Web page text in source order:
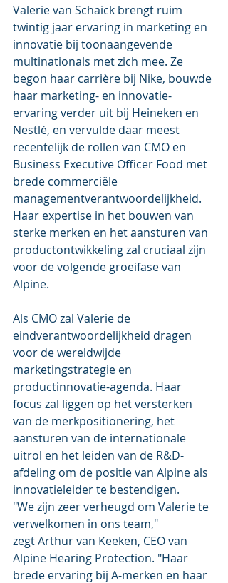
Valerie van Schaick brengt ruim
twintig jaar ervaring in marketing en
innovatie bij toonaangevende
multinationals met zich mee. Ze
begon haar carrière bij Nike, bouwde
haar marketing- en innovatie-
ervaring verder uit bij Heineken en
Nestlé, en vervulde daar meest
recentelijk de rollen van CMO en
Business Executive Officer Food met
brede commerciële
managementverantwoordelijkheid.
Haar expertise in het bouwen van
sterke merken en het aansturen van
productontwikkeling zal cruciaal zijn
voor de volgende groeifase van
Alpine.
Als CMO zal Valerie de
eindverantwoordelijkheid dragen
voor de wereldwijde
marketingstrategie en
productinnovatie-agenda. Haar
focus zal liggen op het versterken
van de merkpositionering, het
aansturen van de internationale
uitrol en het leiden van de R&D-
afdeling om de positie van Alpine als
innovatieleider te bestendigen.
"We zijn zeer verheugd om Valerie te
verwelkomen in ons team,"
zegt Arthur van Keeken, CEO van
Alpine Hearing Protection. "Haar
brede ervaring bij A-merken en haar